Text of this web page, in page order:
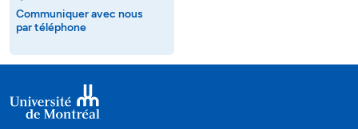
Communiquer avec nous
par téléphone